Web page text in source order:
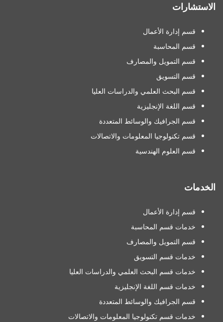
الاستشارات
قسم إدارة الأعمال
قسم المحاسبة
قسم التمويل والمصارف
قسم التسويق
قسم البحث العلمي والدراسات العليا
قسم اللغة الإنجليزية
قسم الجرافيك والوسائط المتعددة
قسم تكنولوجيا المعلومات والاتصالات
قسم العلوم الهندسية
الخدمات
قسم إدارة الأعمال
خدمات قسم المحاسبة
قسم التمويل والمصارف
خدمات قسم التسويق
خدمات قسم البحث العلمي والدراسات العليا
خدمات قسم اللغة الإنجليزية
قسم الجرافيك والوسائط المتعددة
خدمات قسم تكنولوجيا المعلومات والاتصالات